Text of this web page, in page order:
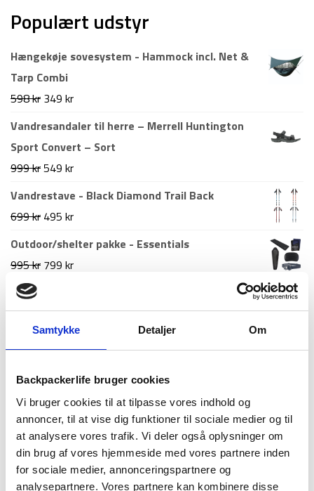
Samtykke Detaljer Om
Backpackerlife bruger cookies
Vi bruger cookies til at tilpasse vores indhold og
annoncer, til at vise dig funktioner til sociale medier og til
at analysere vores trafik. Vi deler også oplysninger om
din brug af vores hjemmeside med vores partnere inden
for sociale medier, annonceringspartnere og
analysepartnere. Vores partnere kan kombinere disse
Populært udstyr
Hængekøje sovesystem - Hammock incl. Net &
Tarp Combi
598kr Den
oprindelige
pris
var:
349 krDen
aktuelle
pris
Vandresandaler til herre – Merrell Huntington
Sport Convert – Sort
999krDen
oprindelige
pris
999 kr.
549 krDen
aktuelle
549 kr.
Vandrestave - Black Diamond Trail Back
699kr Den
oprindelige
pris
495 krDen
aktuelle
Outdoor/shelter pakke - Essentials
995kr Den
pris
var:
995 kr.
799 krDen
pris
er:
799 kr.
Liggeunderlag med fodpumpe
599krDen
oprindelige
pris
var:
599 kr.
299krDen
aktuelle
pris
er:
299 kr.
Roskilde festival pakkeliste 2026 – Alt du bør
have med
18. juni 2026
Guide til Grøn Koncert 2026: Alt du skal vide –
inkl. pakkeliste
26. marts 2026